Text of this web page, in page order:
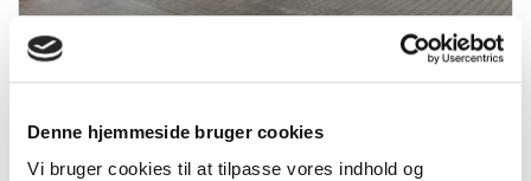
Denne hjemmeside bruger cookies
Vi bruger cookies til at tilpasse vores indhold og
Ny station, samme lokation i
Klitmøller, 7700 Thisted